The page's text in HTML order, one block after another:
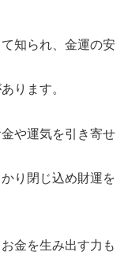
知られ、金運の安
ります。
や運気を引き寄せ
り閉じ込め財運を
金を生み出す力も